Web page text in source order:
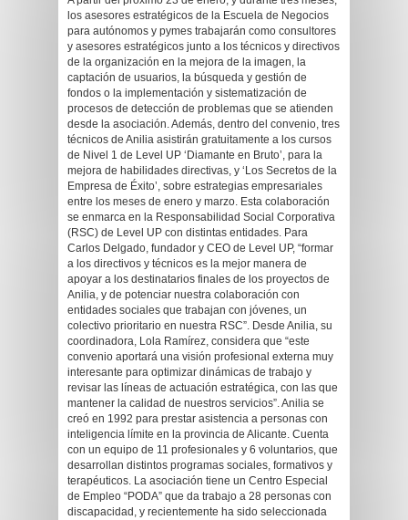
los asesores estratégicos de la Escuela de Negocios
para autónomos y pymes trabajarán como consultores
y asesores estratégicos junto a los técnicos y directivos
de la organización en la mejora de la imagen, la
captación de usuarios, la búsqueda y gestión de
fondos o la implementación y sistematización de
procesos de detección de problemas que se atienden
desde la asociación. Además, dentro del convenio, tres
técnicos de Anilia asistirán gratuitamente a los cursos
de Nivel 1 de Level UP ‘Diamante en Bruto’, para la
mejora de habilidades directivas, y ‘Los Secretos de la
Empresa de Éxito’, sobre estrategias empresariales
entre los meses de enero y marzo. Esta colaboración
se enmarca en la Responsabilidad Social Corporativa
(RSC) de Level UP con distintas entidades. Para
Carlos Delgado, fundador y CEO de Level UP, “formar
a los directivos y técnicos es la mejor manera de
apoyar a los destinatarios finales de los proyectos de
Anilia, y de potenciar nuestra colaboración con
entidades sociales que trabajan con jóvenes, un
colectivo prioritario en nuestra RSC”. Desde Anilia, su
coordinadora, Lola Ramírez, considera que “este
convenio aportará una visión profesional externa muy
interesante para optimizar dinámicas de trabajo y
revisar las líneas de actuación estratégica, con las que
mantener la calidad de nuestros servicios”. Anilia se
creó en 1992 para prestar asistencia a personas con
inteligencia límite en la provincia de Alicante. Cuenta
con un equipo de 11 profesionales y 6 voluntarios, que
desarrollan distintos programas sociales, formativos y
terapéuticos. La asociación tiene un Centro Especial
de Empleo “PODA” que da trabajo a 28 personas con
discapacidad, y recientemente ha sido seleccionada